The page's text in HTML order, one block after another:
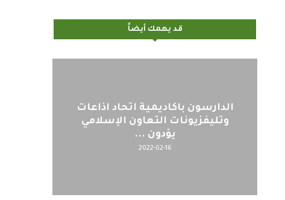
قد يهمك أيضاً
اليوم : المشاركة بالاجتماع
التحضيري لمنظمي قمة اسيا...